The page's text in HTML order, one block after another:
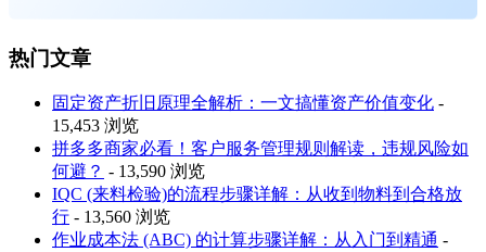
热门文章
固定资产折旧原理全解析：一文搞懂资产价值变化 -
15,453 浏览
拼多多商家必看！客户服务管理规则解读，违规风险如
何避？ - 13,590 浏览
IQC (来料检验)的流程步骤详解：从收到物料到合格放
行 - 13,560 浏览
作业成本法 (ABC) 的计算步骤详解：从入门到精通 -